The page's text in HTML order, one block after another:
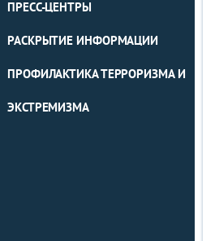
ПРЕСС-ЦЕНТРЫ
РАСКРЫТИЕ ИНФОРМАЦИИ
ПРОФИЛАКТИКА ТЕРРОРИЗМА И
ЭКСТРЕМИЗМА